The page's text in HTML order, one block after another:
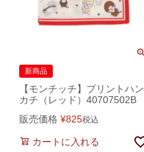
新商品
【モンチッチ】プリントハン
カチ（レッド）40707502B
販売価格 ¥825税込
カートに入れる